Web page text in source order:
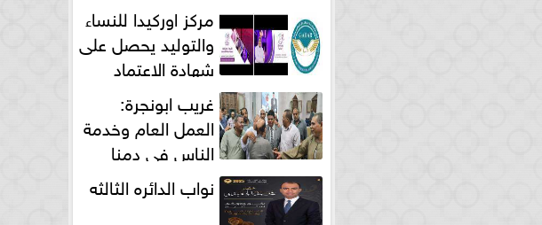
مركز اوركيدا للنساء
والتوليد يحصل على
شهادة الاعتماد
الكامل
غريب ابونجرة:
العمل العام وخدمة
الناس فى دمنا
نواب الدائره الثالثه